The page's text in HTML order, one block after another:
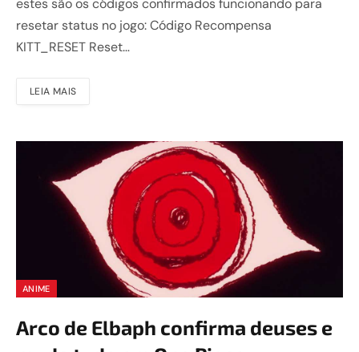
estes são os códigos confirmados funcionando para
resetar status no jogo: Código Recompensa
KITT_RESET Reset…
LEIA MAIS
ANIME
Arco de Elbaph confirma deuses e